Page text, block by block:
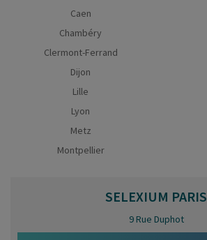
Caen
Chambéry
Clermont-Ferrand
Dijon
Lille
Lyon
Metz
Montpellier
SELEXIUM PARIS
9 Rue Duphot